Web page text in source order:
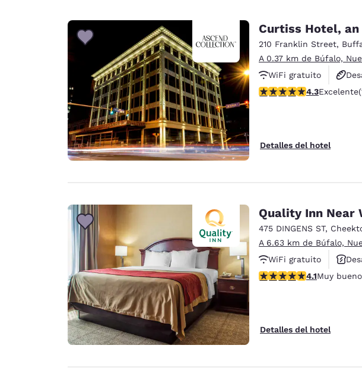
Curtiss Hotel,
210 Franklin Street,
A 0.37 km de Búfalo,
WiFi gratuito
No fumadores
calificación de 4.32
4.3Excelente
Detalles del hotel
Quality Inn Near
475 DINGENS ST,
A 6.63 km de Búfalo,
WiFi gratuito
Se aceptan
calificación de 4.12
4.1Muy bueno
Detalles del hotel